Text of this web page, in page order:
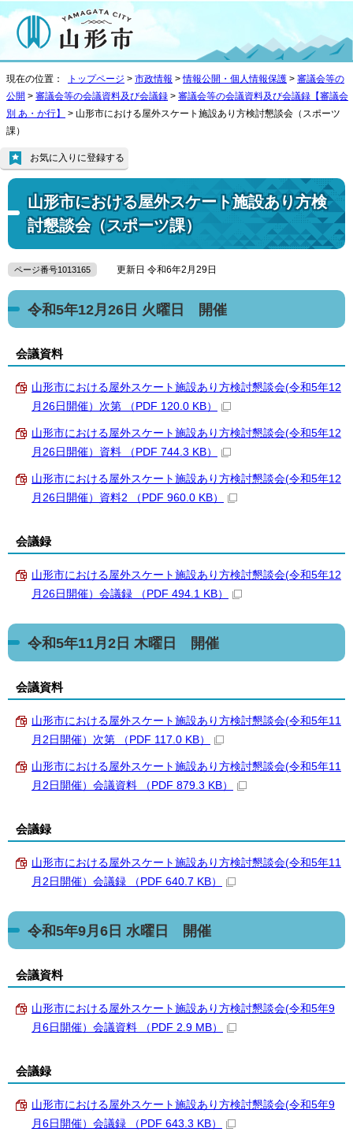
現在の位置： トップページ > 市政情報 >情報公開・個人情報保護 > 審議会等の
公開 > 審議会等の会議資料及び会議録 > 審議会等の会議資料及び会議録【審議会
別 あ・か行】
> 山形市における屋外スケート施設あり方検討懇談会（スポーツ
課）
山形市における屋外スケート施設あり方検
討懇談会（スポーツ課）
お気に入りに登録する
ページ番号1013165 更新日 令和6年2月29日
令和5年12月26日 火曜日 開催
会議資料
山形市における屋外スケート施設あり方検討懇談会(令和5年12
月26日開催）次第 （PDF 120.0 KB）
山形市における屋外スケート施設あり方検討懇談会(令和5年12
月26日開催）資料 （PDF 744.3 KB）
山形市における屋外スケート施設あり方検討懇談会(令和5年12
月26日開催）資料2 （PDF 960.0 KB）
会議録
山形市における屋外スケート施設あり方検討懇談会(令和5年12
月26日開催）会議録 （PDF 494.1 KB）
令和5年11月2日 木曜日 開催
会議資料
山形市における屋外スケート施設あり方検討懇談会(令和5年11
月2日開催）次第 （PDF 117.0 KB）
山形市における屋外スケート施設あり方検討懇談会(令和5年11
月2日開催）会議資料 （PDF 879.3 KB）
会議録
山形市における屋外スケート施設あり方検討懇談会(令和5年11
月2日開催）会議録 （PDF 640.7 KB）
令和5年9月6日 水曜日 開催
会議資料
山形市における屋外スケート施設あり方検討懇談会(令和5年9
月6日開催）会議資料 （PDF 2.9 MB）
会議録
山形市における屋外スケート施設あり方検討懇談会(令和5年9
月6日開催）会議録 （PDF 643.3 KB）